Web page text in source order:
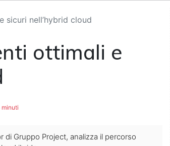
sicuri nell’hybrid cloud
ottimali e
minuti
di Gruppo Project, analizza il percorso